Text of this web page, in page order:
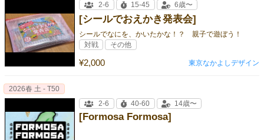
[シールでおえかき発表会]
シールでなにを、かいたかな！？ 親子で遊ぼう！
¥2,000
2-6 15-45 6歳〜
対戦 その他
東京なかよしデザイン
[Formosa Formosa]
2026春 土 - T50
2-6
40-60 14歳〜